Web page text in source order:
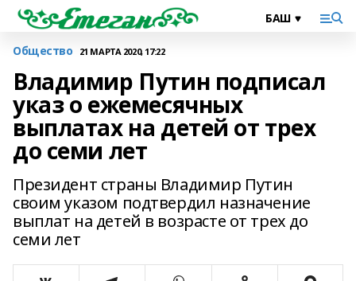
Общество 21 МАРТА 2020, 17:22
Владимир Путин подписал
указ о ежемесячных
выплатах на детей от трех
до семи лет
Президент страны Владимир Путин
своим указом подтвердил назначение
выплат на детей в возрасте от трех до
семи лет